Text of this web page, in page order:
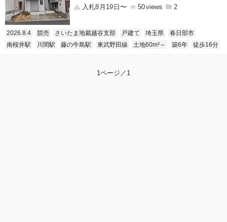
入札8月19日〜
50 2
2026.8.4 競売 さいたま地裁越谷支部 戸建て 埼玉県
春日部市
南桜井駅
川間駅 藤の牛島駅 東武野田線 土地60m²～ 築6年 徒歩16分
1ページ／1